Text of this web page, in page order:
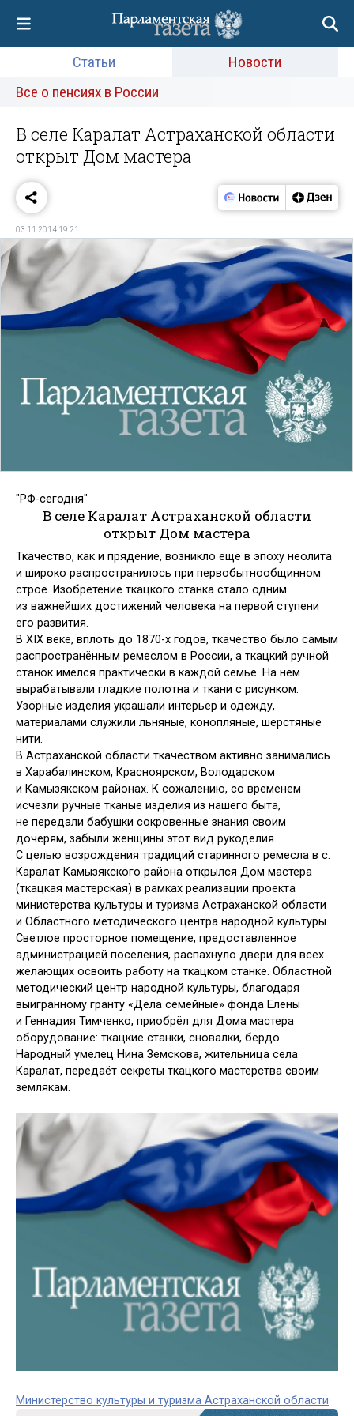
Статьи
Новости
Все о пенсиях в России
В селе Каралат Астраханской области
открыт Дом мастера
03.11.2014 19:21
"РФ-сегодня"
В селе Каралат Астраханской области
открыт Дом мастера
Ткачество, как и прядение, возникло ещё в эпоху неолита
и широко распространилось при первобытнообщинном
строе. Изобретение ткацкого станка стало одним
из важнейших достижений человека на первой ступени
его развития.
В XIX веке, вплоть до 1870-х годов, ткачество было самым
распространённым ремеслом в России, а ткацкий ручной
станок имелся практически в каждой семье. На нём
вырабатывали гладкие полотна и ткани с рисунком.
Узорные изделия украшали интерьер и одежду,
материалами служили льняные, конопляные, шерстяные
нити.
В Астраханской области ткачеством активно занимались
в Харабалинском, Красноярском, Володарском
и Камызякском районах. К сожалению, со временем
исчезли ручные тканые изделия из нашего быта,
не передали бабушки сокровенные знания своим
дочерям, забыли женщины этот вид рукоделия.
С целью возрождения традиций старинного ремесла в с.
Каралат Камызякского района открылся Дом мастера
(ткацкая мастерская) в рамках реализации проекта
министерства культуры и туризма Астраханской области
и Областного методического центра народной культуры.
Светлое просторное помещение, предоставленное
администрацией поселения, распахнуло двери для всех
желающих освоить работу на ткацком станке. Областной
методический центр народной культуры, благодаря
выигранному гранту «Дела семейные» фонда Елены
и Геннадия Тимченко, приобрёл для Дома мастера
оборудование: ткацкие станки, сновалки, бердо.
Народный умелец Нина Земскова, жительница села
Каралат, передаёт секреты ткацкого мастерства своим
землякам.
Министерство культуры и туризма Астраханской области